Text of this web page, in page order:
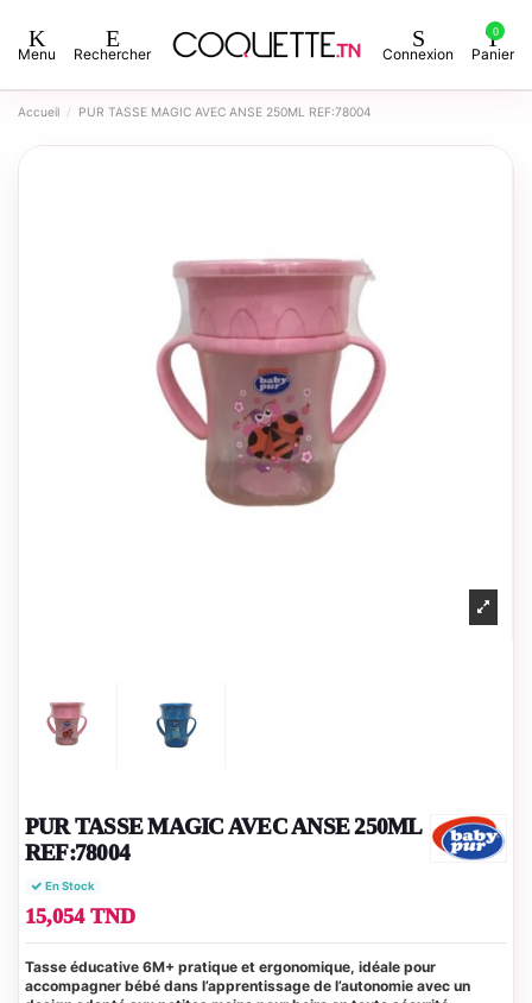
Menu Rechercher Connexion
0
Panier
Accueil PUR TASSE MAGIC AVEC ANSE 250ML REF:78004
PUR TASSE MAGIC AVEC ANSE 250ML
REF:78004
En Stock
15,054 TND
Tasse éducative 6M+ pratique et ergonomique, idéale pour
accompagner bébé dans l’apprentissage de l’autonomie avec un